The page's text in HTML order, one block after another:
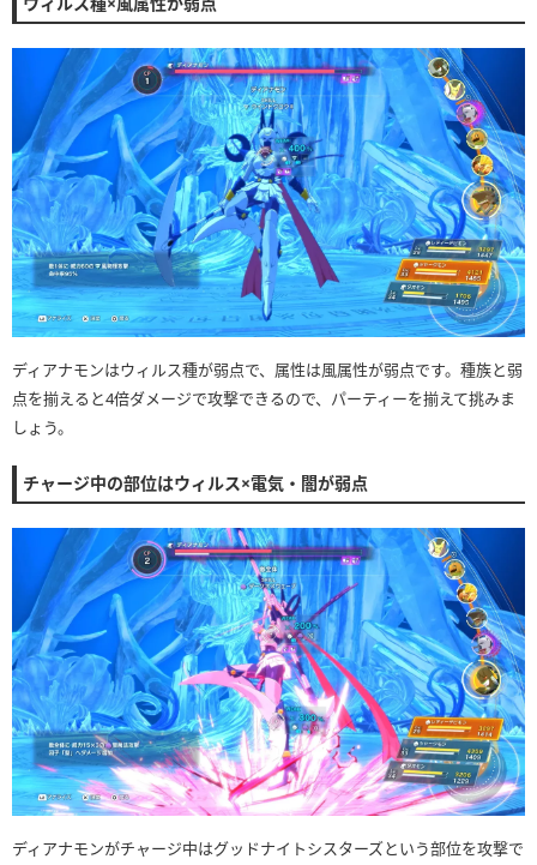
ディアナモンはウィルス種が弱点で、属性は風属性が弱点です。種族と弱
点を揃えると4倍ダメージで攻撃できるので、パーティーを揃えて挑みま
しょう。
チャージ中の部位はウィルス×電気・闇が弱点
ディアナモンがチャージ中はグッドナイトシスターズという部位を攻撃で